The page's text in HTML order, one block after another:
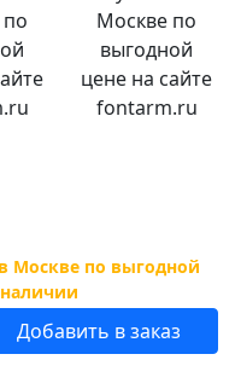
Добавить в заказ